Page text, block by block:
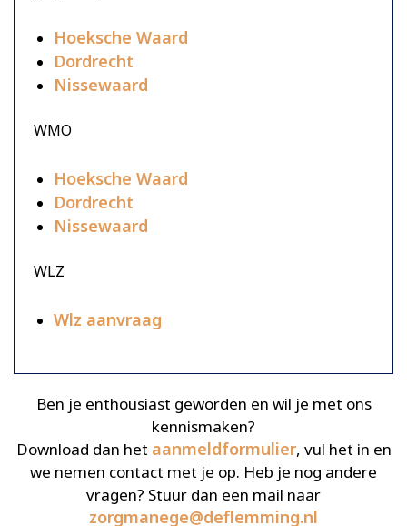
Hoeksche Waard
Dordrecht
Nissewaard
WMO
Hoeksche Waard
Dordrecht
Nissewaard
WLZ
Wlz aanvraag
Ben je enthousiast geworden en wil je met ons
kennismaken?
Download dan het aanmeldformulier, vul het in en
we nemen contact met je op. Heb je nog andere
vragen? Stuur dan een mail naar
zorgmanege@deflemming.nl